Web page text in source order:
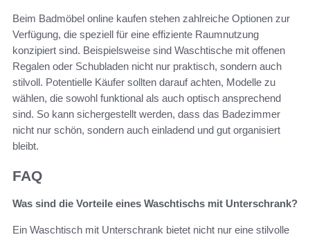
Beim Badmöbel online kaufen stehen zahlreiche Optionen zur
Verfügung, die speziell für eine effiziente Raumnutzung
konzipiert sind. Beispielsweise sind Waschtische mit offenen
Regalen oder Schubladen nicht nur praktisch, sondern auch
stilvoll. Potentielle Käufer sollten darauf achten, Modelle zu
wählen, die sowohl funktional als auch optisch ansprechend
sind. So kann sichergestellt werden, dass das Badezimmer
nicht nur schön, sondern auch einladend und gut organisiert
bleibt.
FAQ
Was sind die Vorteile eines Waschtischs mit Unterschrank?
Ein Waschtisch mit Unterschrank bietet nicht nur eine stilvolle